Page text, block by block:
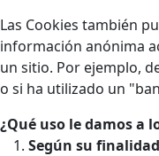
Las Cookies también
información anónima
un sitio. Por ejemplo,
o si ha utilizado un
¿Qué uso le damos a
Según su